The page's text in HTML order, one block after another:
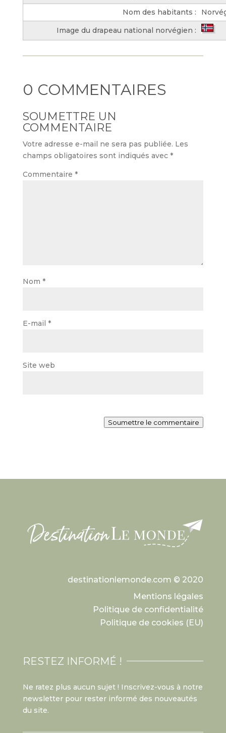
Nom des habitants :
Image du drapeau national norvégien :
0 COMMENTAIRES
SOUMETTRE UN
COMMENTAIRE
Votre adresse e-mail ne sera pas publiée. Les
champs obligatoires sont indiqués avec *
Commentaire *
Nom *
E-mail *
Site web
Soumettre le commentaire
destinationlemonde.com © 2020
Mentions légales
Politique de confidentialité
Politique de cookies (EU)
RESTEZ INFORMÉ !
Ne ratez plus aucun sujet ! Inscrivez-vous à notre
newsletter pour rester informé des nouveautés
du site.